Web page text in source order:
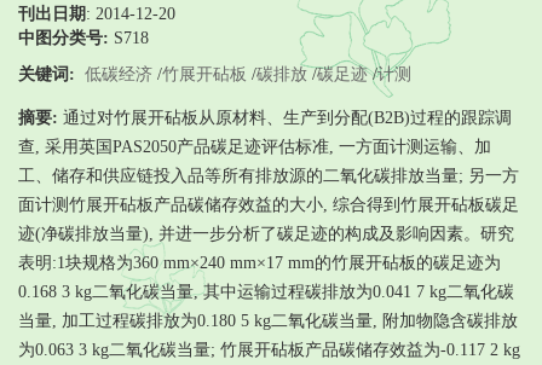
刊出日期 : 2014-12-20
中图分类号: S718
关键词: 低碳经济 /竹展开砧板 /碳排放 /碳足迹/计测
摘要: 通过对竹展开砧板从原材料、生产到分配(B2B)过程的跟踪调
查, 采用英国PAS2050产品碳足迹评估标准, 一方面计测运输、加
工、储存和供应链投入品等所有排放源的二氧化碳排放当量; 另一方
面计测竹展开砧板产品碳储存效益的大小, 综合得到竹展开砧板碳足
迹(净碳排放当量), 并进一步分析了碳足迹的构成及影响因素。研究
表明:1块规格为360 mm×240 mm×17 mm的竹展开砧板的碳足迹为
0.168 3 kg二氧化碳当量, 其中运输过程碳排放为0.041 7 kg二氧化碳
当量, 加工过程碳排放为0.180 5 kg二氧化碳当量, 附加物隐含碳排放
为0.063 3 kg二氧化碳当量; 竹展开砧板产品碳储存效益为-0.117 2 kg